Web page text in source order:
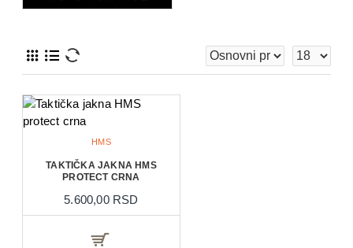
HMS
TAKTIČKA JAKNA HMS
PROTECT CRNA
5.600,00 RSD